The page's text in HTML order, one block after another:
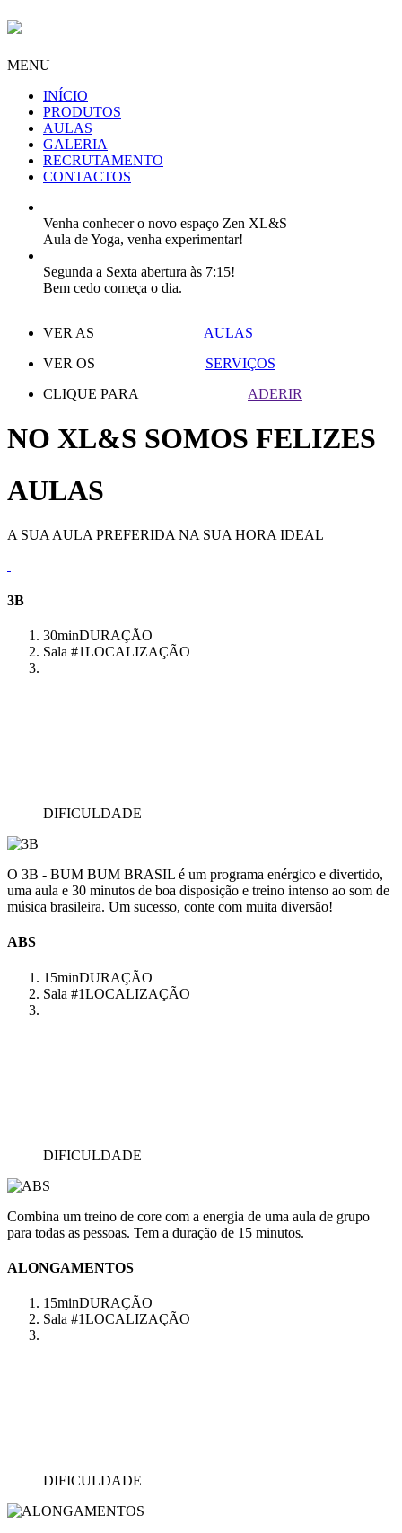
MENU
INÍCIO
PRODUTOS
AULAS
GALERIA
RECRUTAMENTO
CONTACTOS
Venha conhecer o novo espaço Zen XL&S
Aula de Yoga, venha experimentar!
Segunda a Sexta abertura às 7:15!
Bem cedo começa o dia.
VER AS
AULAS
VER OS
SERVIÇOS
CLIQUE PARA
ADERIR
NO XL&S SOMOS FELIZES
AULAS
A SUA AULA PREFERIDA NA SUA HORA IDEAL
3B
30minDURAÇÃO
Sala #1LOCALIZAÇÃO
DIFICULDADE
O 3B - BUM BUM BRASIL é um programa enérgico e divertido,
uma aula e 30 minutos de boa disposição e treino intenso ao som de
música brasileira. Um sucesso, conte com muita diversão!
ABS
15minDURAÇÃO
Sala #1LOCALIZAÇÃO
DIFICULDADE
Combina um treino de core com a energia de uma aula de grupo
para todas as pessoas. Tem a duração de 15 minutos.
ALONGAMENTOS
15minDURAÇÃO
Sala #1LOCALIZAÇÃO
DIFICULDADE